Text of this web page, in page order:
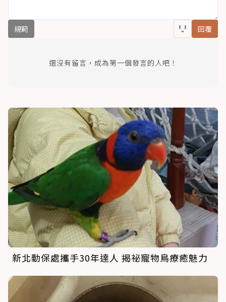
規範 回覆
還沒有留言，成為第一個發言的人吧！
新北動保處攜手30年達人 揭祕寵物鳥療癒魅力